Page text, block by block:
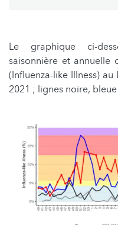
Le graphique ci-
saisonnière et annuelle
(Influenza-like Illness)
2021 ; lignes noire,